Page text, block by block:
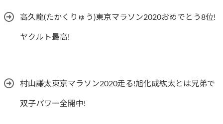
高久龍(たかくりゅう)東京マラソン2020おめでとう8位!
ヤクルト最高!
村山謙太東京マラソン2020走る!旭化成紘太とは兄弟で
双子パワー全開中!